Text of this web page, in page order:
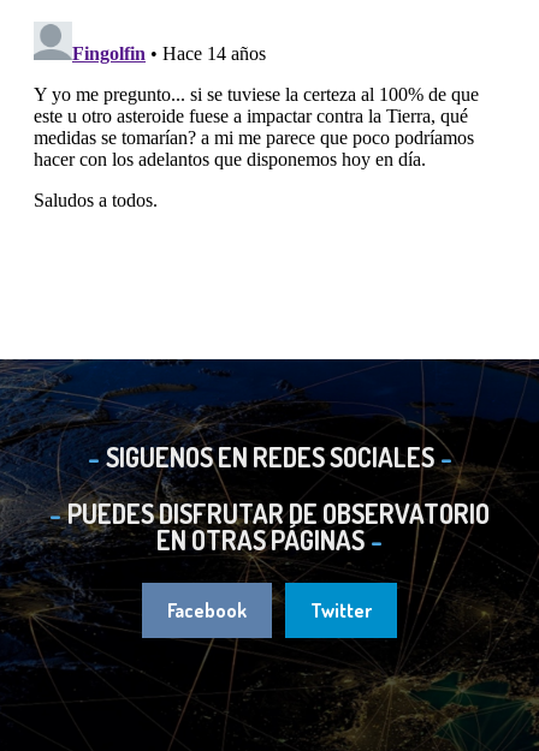
SIGUENOS EN REDES SOCIALES
PUEDES DISFRUTAR DE OBSERVATORIO
EN OTRAS PÁGINAS
Facebook Twitter